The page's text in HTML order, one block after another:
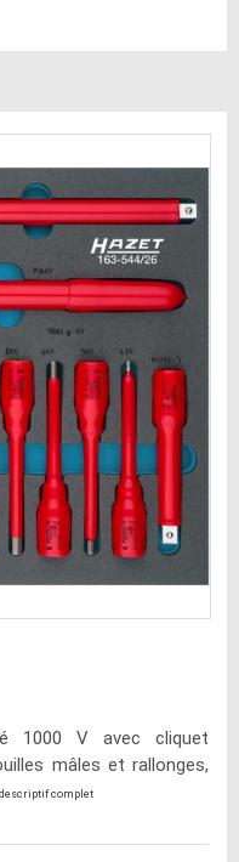
1000 V avec cliquet
mâles et rallonges,
complet